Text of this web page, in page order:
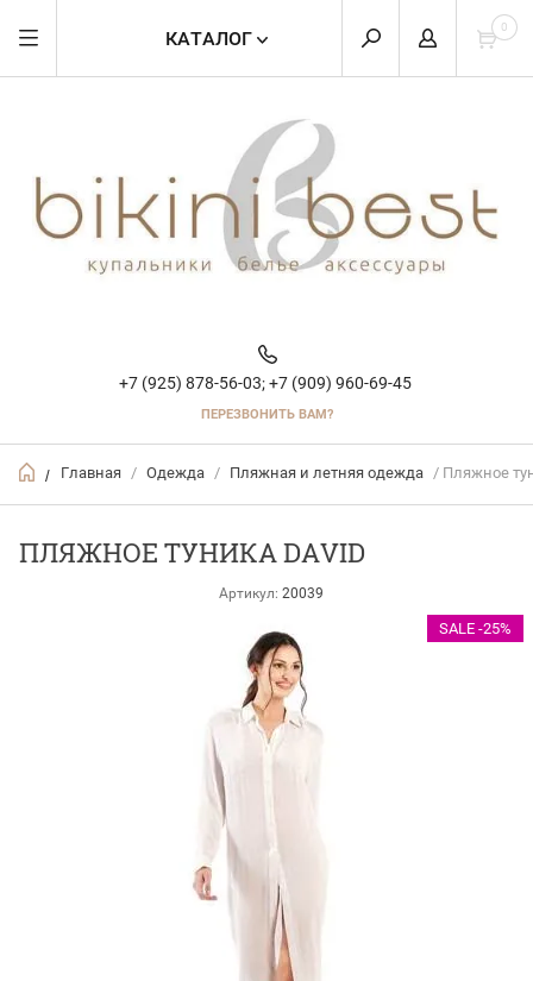
0
КАТАЛОГ
+7 (925) 878-56-03; +7 (909) 960-69-45
ПЕРЕЗВОНИТЬ ВАМ?
/ Главная / Одежда / Пляжная и летняя одежда / Пляжное
ПЛЯЖНОЕ ТУНИКА DAVID
Артикул: 20039
SALE -25%